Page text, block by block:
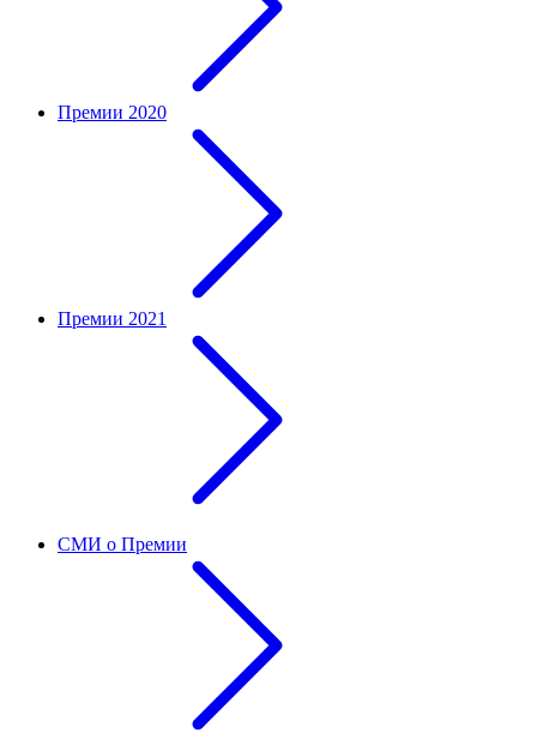
Премии 2020
Премии 2021
СМИ о Премии